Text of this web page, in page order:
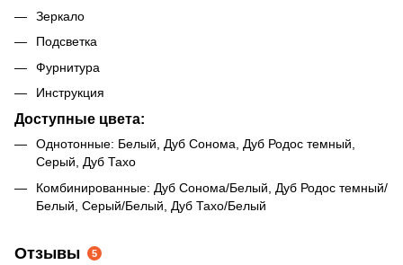
Зеркало
Подсветка
Фурнитура
Инструкция
Доступные цвета:
Однотонные: Белый, Дуб Сонома, Дуб Родос темный,
Серый, Дуб Тахо
Комбинированные: Дуб Сонома/Белый, Дуб Родос темный/
Белый, Серый/Белый, Дуб Тахо/Белый
Отзывы 5